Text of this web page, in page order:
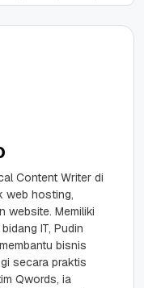
Content Writer di
web hosting,
website. Memiliki
IT, Pudin
bisnis
secara praktis
Qwords, ia